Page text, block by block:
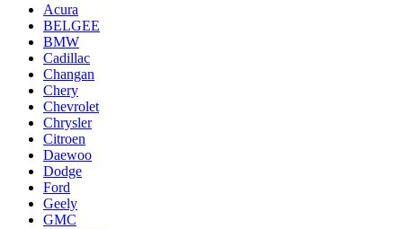
Acura
BELGEE
BMW
Cadillac
Changan
Chery
Chevrolet
Chrysler
Citroen
Daewoo
Dodge
Ford
Geely
GMC